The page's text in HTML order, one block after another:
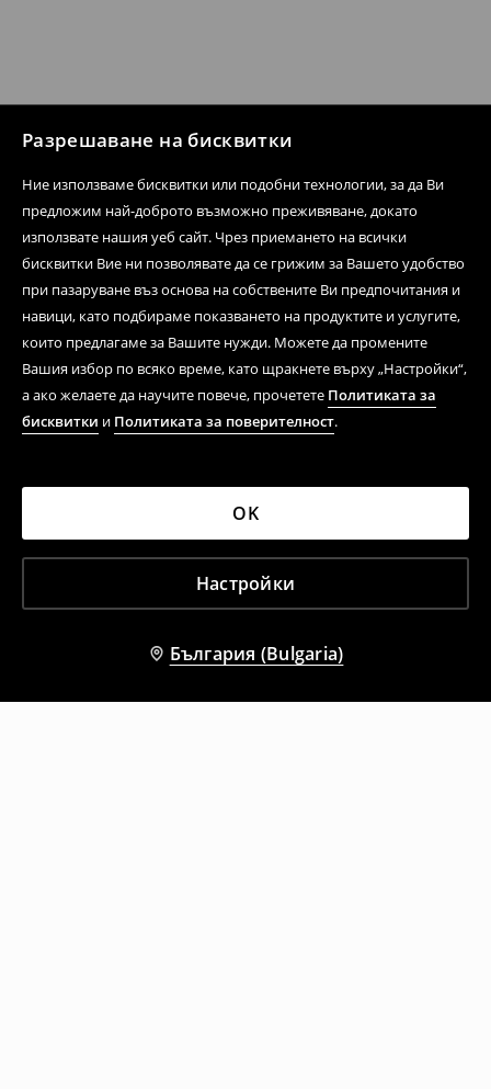
Разрешаване на бисквитки
Ние използваме бисквитки или подобни технологии, за да Ви
предложим най-доброто възможно преживяване, докато
използвате нашия уеб сайт. Чрез приемането на всички
бисквитки Вие ни позволявате да се грижим за Вашето удобство
при пазаруване въз основа на собствените Ви предпочитания и
навици, като подбираме показването на продуктите и услугите,
които предлагаме за Вашите нужди. Можете да промените
Вашия избор по всяко време, като щракнете върху „Настройки“,
а ако желаете да научите повече, прочетете Политиката за
бисквитки и Политиката за поверителност.
Настройки
OK
България (Bulgaria)